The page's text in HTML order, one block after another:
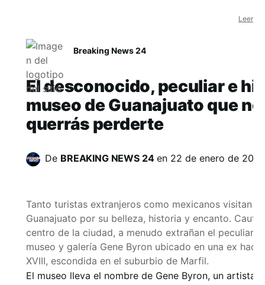
Leer
Breaking News 24
El desconocido, peculiar e
museo de Guanajuato que no
querrás perderte
De BREAKING NEWS 24en 22 de enero de
Tanto turistas extranjeros como mexicanos visitan
Guanajuato por su belleza, historia y encanto.
centro de la ciudad, a menudo extrañan el peculiar
museo y galería Gene Byron ubicado en una ex
XVIII, escondida en el suburbio de Marfil.
El museo lleva el nombre de Gene Byron, un artista